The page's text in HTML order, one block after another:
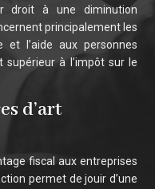
droit à une diminution
principalement les
et l’aide aux personnes
supérieur à l’impôt sur le
d’art
fiscal aux entreprises
permet de jouir d’une